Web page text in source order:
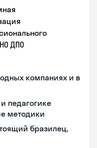
ДПО
компаниях и в
педагогике
методики
бразилец,